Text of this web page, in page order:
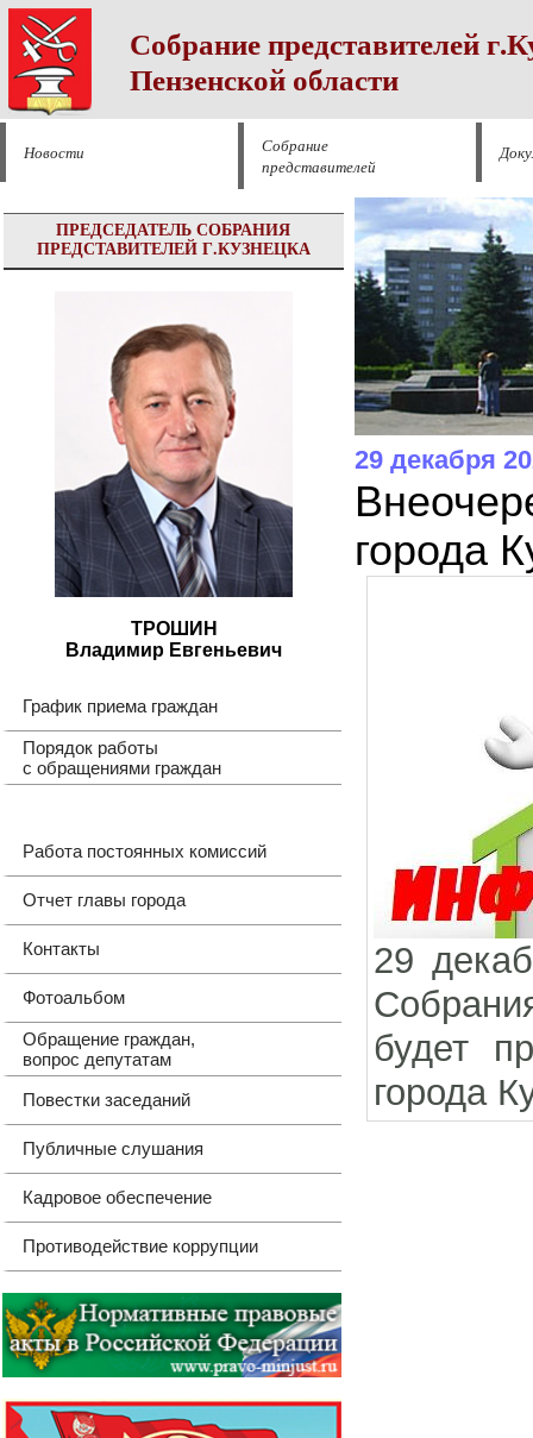
Собрание представителей
Пензенской области
Новости
Собрание
представителей
ПРЕДСЕДАТЕЛЬ СОБРАНИЯ
ПРЕДСТАВИТЕЛЕЙ Г.КУЗНЕЦКА
ТРОШИН
Владимир Евгеньевич
График приема граждан
Порядок работы
с обращениями граждан
Работа постоянных комиссий
Отчет главы города
Контакты
Фотоальбом
Обращение граждан,
вопрос депутатам
Повестки заседаний
Публичные слушания
Кадровое обеспечение
Противодействие коррупции
29 декабря
города
29
будет
города